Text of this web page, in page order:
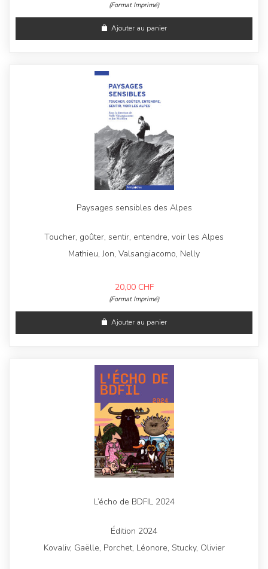
(Format Imprimé)
Ajouter au panier
Paysages sensibles des Alpes
Toucher, goûter, sentir, entendre, voir les Alpes
Mathieu, Jon, Valsangiacomo, Nelly
20,00 CHF
(Format Imprimé)
Ajouter au panier
L’écho de BDFIL 2024
Édition 2024
Kovaliv, Gaëlle, Porchet, Léonore, Stucky, Olivier